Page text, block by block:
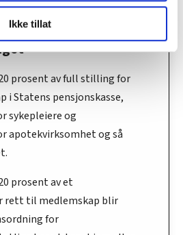
frifagbevegelse.no, hk-nytt.no
(cookies) for å
blir brukt slik at vi tilby
annonser og utarbeide
om hvordan du bruker
egne samarbeidspartnere
Disse er angitt i
denne siden.
Ikke tillat
prosent av full stilling for
i Statens pensjonskasse,
sykepleiere og
apotekvirksomhet og så
prosent av et
rett til medlemskap blir
for